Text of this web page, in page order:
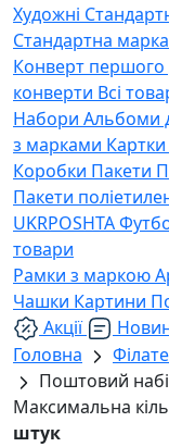
Художні
Стандартна
Конверт першого
конверти Всі
Набори Альбоми
з марками Картки
Коробки Пакети
Пакети
UKRPOSHTA
товари
Рамки з маркою
Чашки Картини
Акції
Головна
Поштовий
Максимальна
штук